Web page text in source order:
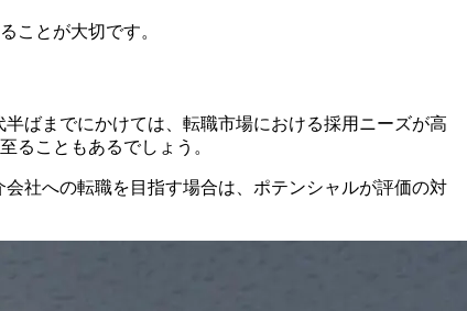
ことが大切です。
ばまでにかけては、転職市場における採用ニーズが高
ることもあるでしょう。
社への転職を目指す場合は、ポテンシャルが評価の対